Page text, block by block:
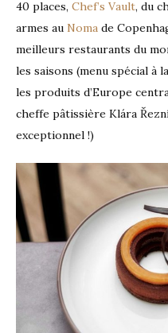
40 places, Chef’s Vault, du
armes au Noma de
meilleurs restaurants du
les saisons (menu spécial à la
les produits d’Europe
cheffe pâtissière Klára
exceptionnel !)